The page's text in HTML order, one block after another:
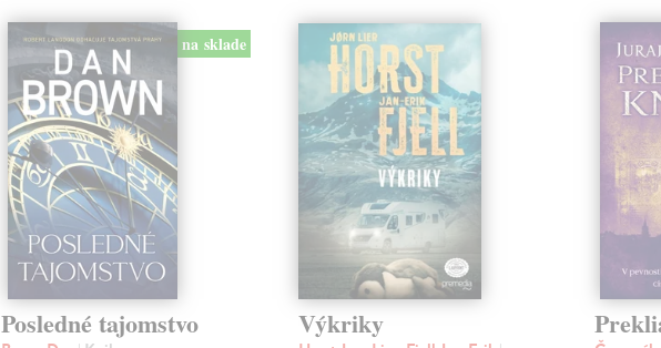
na sklade
Posledné tajomstvo Výkriky